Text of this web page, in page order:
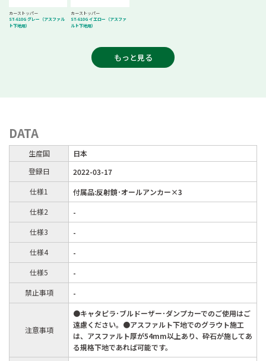
カーストッパー
ST-610G グレー（アスファル
ト下地用）
カーストッパー
ST-610G イエロー（アスファ
ルト下地用）
もっと見る
DATA
生産国
日本
登録日
2022-03-17
仕様1
付属品:反射鏡･オールアンカー×3
仕様2
-
仕様3
-
仕様4
-
仕様5
-
禁止事項
-
注意事項
●キャタピラ･ブルドーザー･ダンプカーでのご使用はご
遠慮ください。●アスファルト下地でのグラウト施工
は、アスファルト厚が54mm以上あり、砕石が施してあ
る規格下地であれば可能です。